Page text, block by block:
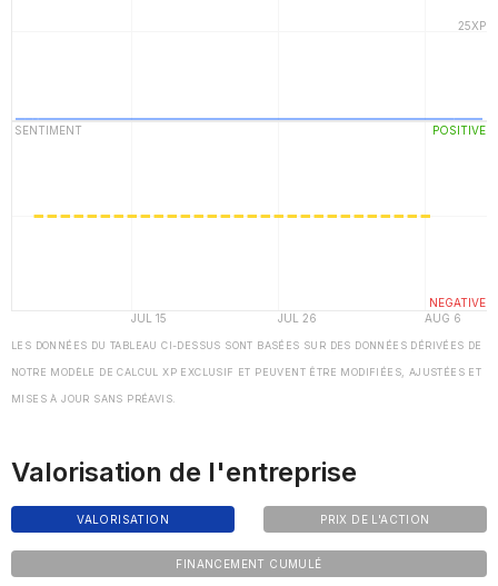
LES DONNÉES DU TABLEAU CI-DESSUS SONT BASÉES SUR DES DONNÉES DÉRIVÉES DE
NOTRE MODÈLE DE CALCUL XP EXCLUSIF ET PEUVENT ÊTRE MODIFIÉES, AJUSTÉES ET
MISES À JOUR SANS PRÉAVIS.
Valorisation de l'entreprise
VALORISATION PRIX DE L'ACTION
FINANCEMENT CUMULÉ